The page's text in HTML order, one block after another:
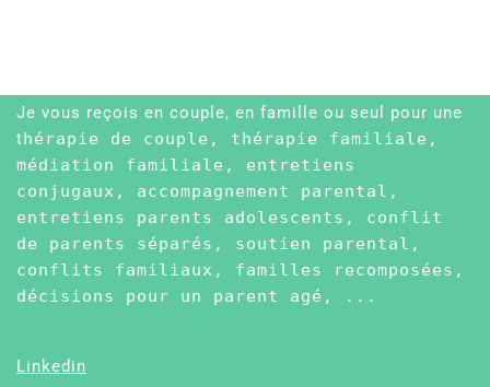
Je vous reçois en couple, en famille ou seul pour une
thérapie de couple, thérapie familiale,
médiation familiale, entretiens
conjugaux, accompagnement parental,
entretiens parents adolescents, conflit
de parents séparés, soutien parental,
conflits familiaux, familles recomposées,
décisions pour un parent agé, ...
Linkedin